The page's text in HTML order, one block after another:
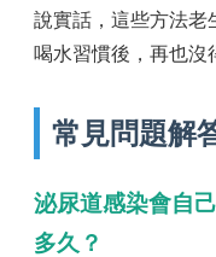
說實話，這些方法老
喝水習慣後，再也沒
常見問題解
泌尿道感染會自
多久？